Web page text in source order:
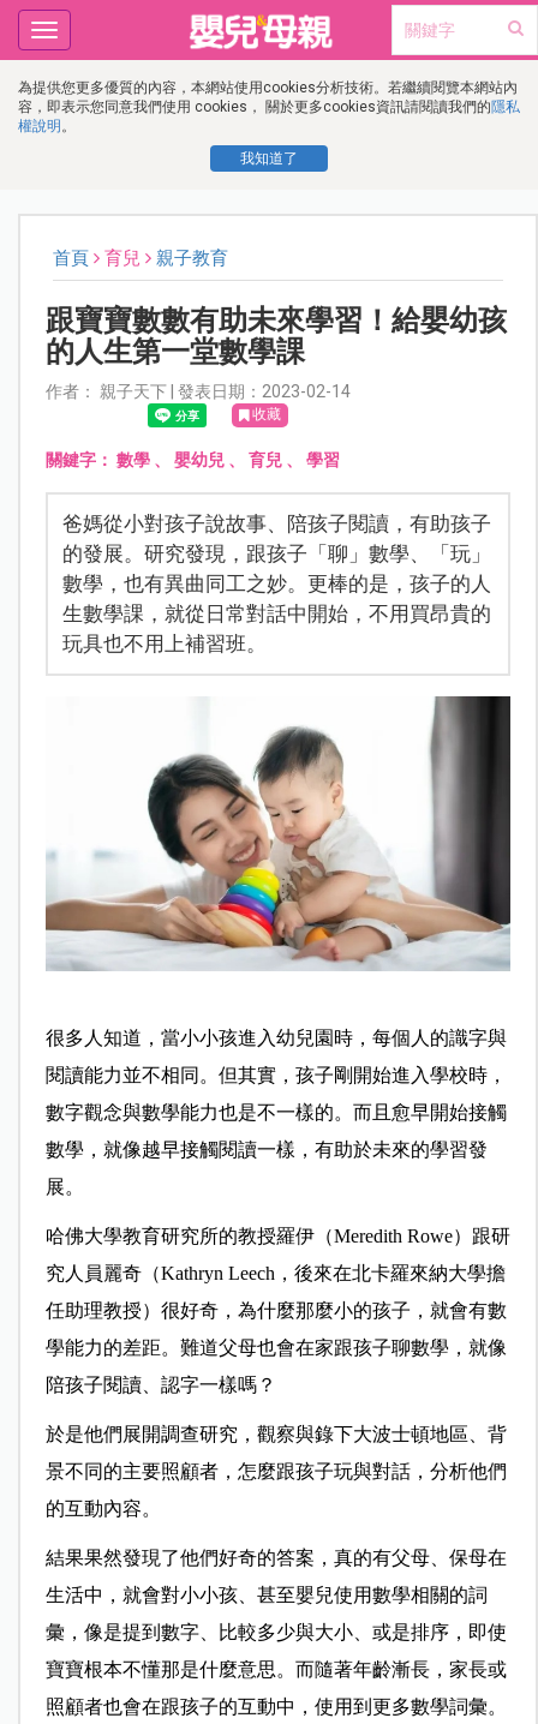
為提供您更多優質的內容，本網站使用cookies分析技術。若繼續閱覽本網站內
容，即表示您同意我們使用 cookies， 關於更多cookies資訊請閱讀我們的隱私
權說明 。
我知道了
Toggle
navigation
首頁 育兒 親子教育
跟寶寶數數有助未來學習！給嬰幼孩
的人生第一堂數學課
作者： 親子天下 | 發表日期：2023-02-14
收藏
關鍵字： 數學、 嬰幼兒、 育兒、 學習
爸媽從小對孩子說故事、陪孩子閱讀，有助孩子
的發展。研究發現，跟孩子「聊」數學、「玩」
數學，也有異曲同工之妙。更棒的是，孩子的人
生數學課，就從日常對話中開始，不用買昂貴的
玩具也不用上補習班。
很多人知道，當小小孩進入幼兒園時，每個人的識字與
閱讀能力並不相同。但其實，孩子剛開始進入學校時，
數字觀念與數學能力也是不一樣的。而且愈早開始接觸
數學，就像越早接觸閱讀一樣，有助於未來的學習發
展。
哈佛大學教育研究所的教授羅伊（Meredith Rowe）跟研
究人員麗奇（Kathryn Leech，後來在北卡羅來納大學擔
任助理教授）很好奇，為什麼那麼小的孩子，就會有數
學能力的差距。難道父母也會在家跟孩子聊數學，就像
陪孩子閱讀、認字一樣嗎？
於是他們展開調查研究，觀察與錄下大波士頓地區、背
景不同的主要照顧者，怎麼跟孩子玩與對話，分析他們
的互動內容。
結果果然發現了他們好奇的答案，真的有父母、保母在
生活中，就會對小小孩、甚至嬰兒使用數學相關的詞
彙，像是提到數字、比較多少與大小、或是排序，即使
寶寶根本不懂那是什麼意思。而隨著年齡漸長，家長或
照顧者也會在跟孩子的互動中，使用到更多數學詞彙。